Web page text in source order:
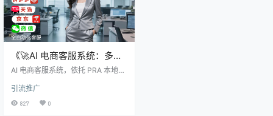
《🚀AI 电商客服系统：多平
台覆盖，全自动化服务助力
AI 电商客服系统，依托 PRA 本地部
拼多多、天猫、京东、微信等多平
台，采用 28 木架构实现全自动化客
引流推广
827 0